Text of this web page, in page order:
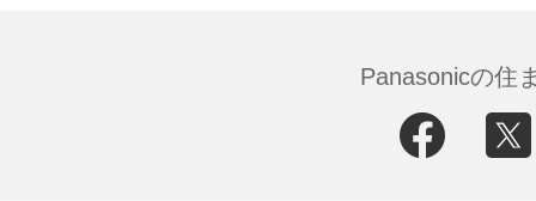
Panasonicの住